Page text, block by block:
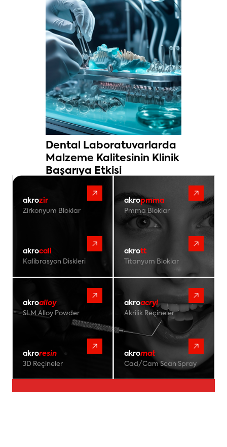
Dental Laboratuvarlarda
Malzeme Kalitesinin Klinik
Başarıya Etkisi
akrozir
Zirkonyum Bloklar
akropmma
Pmma Bloklar
akrocali
Kalibrasyon Diskleri
akrott
Titanyum Bloklar
akroalloy
SLM Alloy Powder
akroacryl
Akrilik Reçineler
akroresin
3D Reçineler
akromat
Cad/Cam Scan Spray